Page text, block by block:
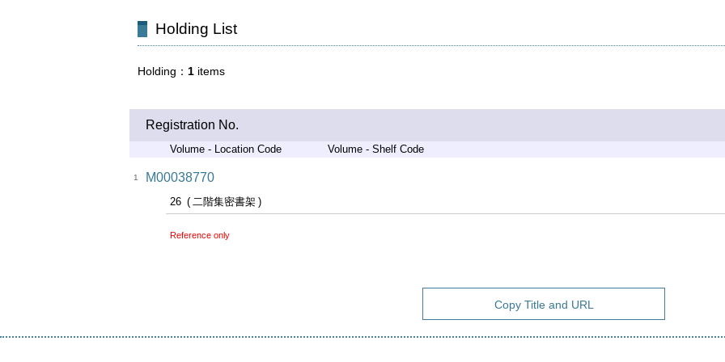
Holding List
Holding 1 items
Registration No.
Volume - Location Code Volume - Shelf Code
1 M00038770
26 二階集密書架
Reference only
Copy Title and URL